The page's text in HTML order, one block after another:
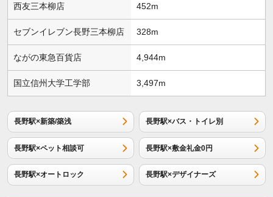
西友三本柳店 452m
セブンイレブン長野三本柳店 328m
ながの東急百貨店 4,944m
国立信州大学工学部 3,497m
長野駅×新築/築浅 長野駅×バス・トイレ別
長野駅×ペット相談可 長野駅×敷金礼金0円
長野駅×オートロック 長野駅×デザイナーズ